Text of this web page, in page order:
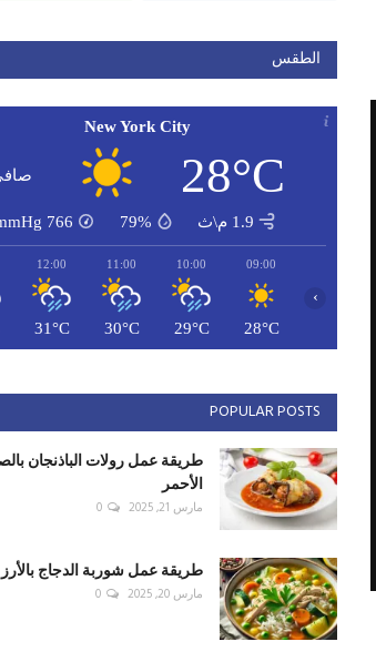
الطقس
New York City
28°C
1.9 م\ث 79%
766
09:00
28°C
10:00
29°C
11:00
30°C
12:00
31°C
›
POPULAR POSTS
طريقة عمل رولات الباذنجان
الأحمر
مارس 21, 2025 0
طريقة عمل شوربة الدجاج بالأرز
مارس 20, 2025 0